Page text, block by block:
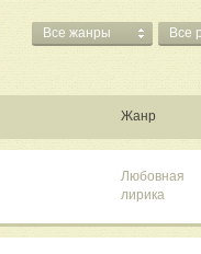
Все жанры Все
Жанр
Любовная
лирика